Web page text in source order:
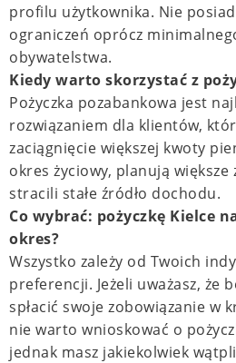
profilu użytkownika. Nie
ograniczeń oprócz
obywatelstwa.
Kiedy warto skorzystać z
Pożyczka pozabankowa jest
rozwiązaniem dla klientów,
zaciągnięcie większej kwoty
okres życiowy, planują
stracili stałe źródło dochodu.
Co wybrać: pożyczkę Kielce
okres?
Wszystko zależy od Twoich
preferencji. Jeżeli uważasz, że
spłacić swoje zobowiązanie w
nie warto wnioskować o
jednak masz jakiekolwiek